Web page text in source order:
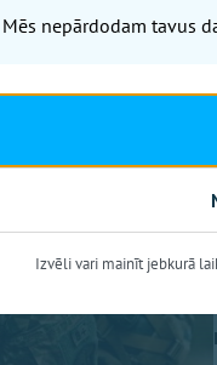
Mēs nepārdodam tavus
Izvēli vari mainīt jebkurā